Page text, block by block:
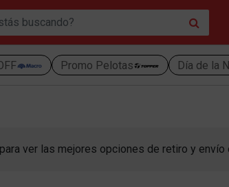
Promo Pelotas Día de la
para ver las mejores opciones de retiro y envío